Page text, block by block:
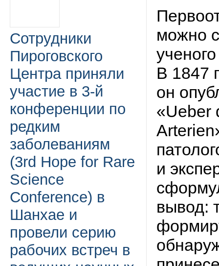
Сотрудники
Пироговского
Центра приняли
участие в 3-й
конференции по
редким
заболеваниям
(3rd Hope for Rare
Science
Conference) в
Шанхае и
провели серию
рабочих встреч в
можно
В 1847
он
«Ueber
и
вывод: